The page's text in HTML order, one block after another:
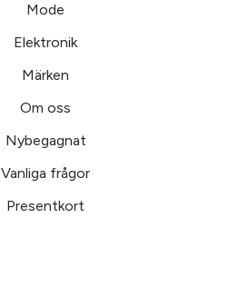
Mode
Elektronik
Märken
Om oss
Nybegagnat
Vanliga frågor
Presentkort